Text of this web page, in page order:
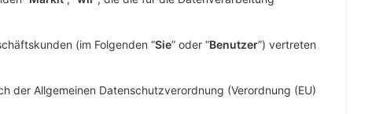
(im Folgenden “Sie” oder “Benutzer”) vertreten
der Allgemeinen Datenschutzverordnung (Verordnung (EU)